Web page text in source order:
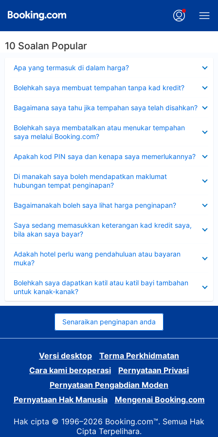
10 Soalan Popular
Apa yang termasuk di dalam harga?
Bolehkah saya membuat tempahan tanpa kad kredit?
Bagaimana saya tahu jika tempahan saya telah disahkan?
Bolehkah saya membatalkan atau menukar tempahan
saya melalui Booking.com?
Apakah kod PIN saya dan kenapa saya memerlukannya?
Di manakah saya boleh mendapatkan maklumat
hubungan tempat penginapan?
Bagaimanakah boleh saya lihat harga penginapan?
Saya sedang memasukkan keterangan kad kredit saya,
bila akan saya bayar?
Adakah hotel perlu wang pendahuluan atau bayaran
muka?
Bolehkah saya dapatkan katil atau katil bayi tambahan
untuk kanak-kanak?
Senaraikan penginapan anda
Versi desktop
Terma Perkhidmatan
Cara kami beroperasi
Pernyataan Privasi
Pernyataan Pengabdian Moden
Pernyataan Hak Manusia
Mengenai Booking.com
Hak cipta © 1996–2026 Booking.com™. Semua Hak
Cipta Terpelihara.